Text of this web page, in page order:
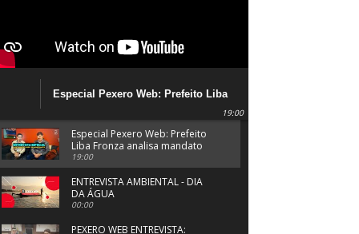
Especial Pexero Web: Prefeito Liba
19:00
Especial Pexero Web: Prefeito
Liba Fronza analisa mandato
em Navegantes
19:00
ENTREVISTA AMBIENTAL - DIA
DA ÁGUA
00:00
PEXERO WEB ENTREVISTA: